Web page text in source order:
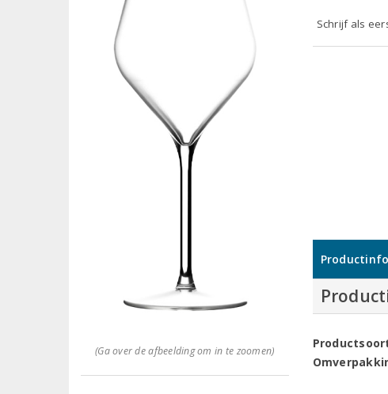
(Ga over de afbeelding om in te zoomen)
Schrijf als